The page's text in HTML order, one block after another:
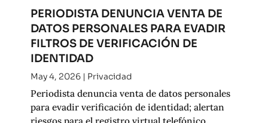
PERIODISTA DENUNCIA VENTA DE
DATOS PERSONALES PARA EVADIR
FILTROS DE VERIFICACIÓN DE
IDENTIDAD
May 4, 2026| Privacidad
Periodista denuncia venta de datos personales
para evadir verificación de identidad; alertan
riesgos para el registro virtual telefónico.